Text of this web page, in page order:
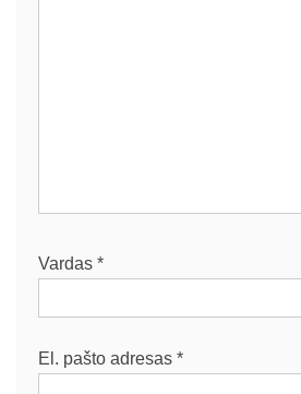
Vardas *
El. pašto adresas *